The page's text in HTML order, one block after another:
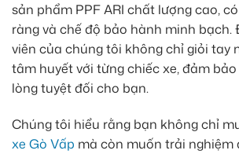
sản phẩm PPF ARI chất lượng cao,
ràng và chế độ bảo hành minh
viên của chúng tôi không chỉ giỏi tay
tâm huyết với từng chiếc xe, đảm
lòng tuyệt đối cho bạn.
Chúng tôi hiểu rằng bạn không chỉ
xe Gò Vấp mà còn muốn trải nghiệm